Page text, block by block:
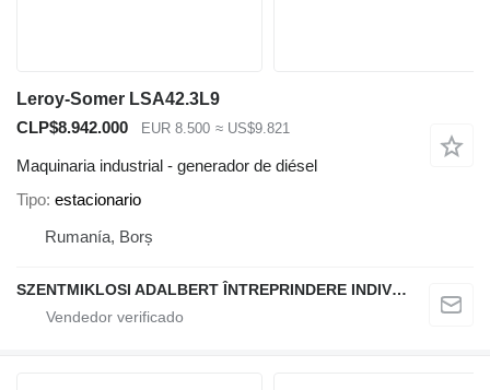
Leroy-Somer LSA42.3L9
CLP$8.942.000
EUR 8.500 ≈ US$9.821
Maquinaria industrial - generador de diésel
Tipo estacionario
Rumanía, Borș
SZENTMIKLOSI ADALBERT ÎNTREPRINDERE INDIVIDUALĂ